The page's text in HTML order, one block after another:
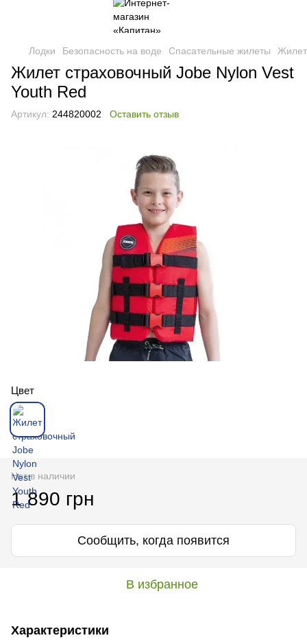
Лодки Безопасность на воде Спасательные жилеты
Жилет страховочный Jobe Nylon Vest
Youth Red
Артикул: 244820002 Оставить отзыв
Цвет
Нет в наличии
1 890 грн
Сообщить, когда появится
В избранное
Характеристики